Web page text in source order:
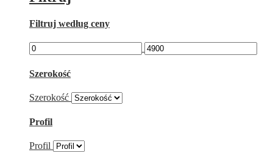
Filtruj według ceny
Szerokość
Szerokość
Profil
Profil